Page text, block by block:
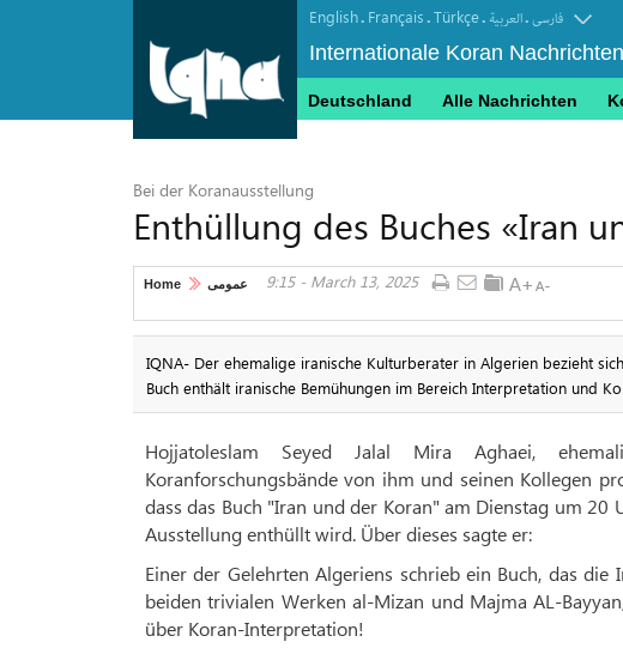
English. Français.Türkçe. العربیة.فارسی
Internationale Koran
Deutschland Alle Nachrichten
Bei der Koranausstellung
Enthüllung des Buches «Iran
Home عمومی 9:15 - March 13, 2025
IQNA- Der ehemalige iranische Kulturberater in Algerien bezieht
Buch enthält iranische Bemühungen im Bereich Interpretation und
Hojjatoleslam Seyed Jalal Mira Aghaei,
Koranforschungsbände von ihm und seinen Kollegen
dass das Buch "Iran und der Koran" am Dienstag um
Ausstellung enthüllt wird. Über dieses sagte er:
Einer der Gelehrten Algeriens schrieb ein Buch, das
beiden trivialen Werken al-Mizan und Majma AL-
über Koran-Interpretation!